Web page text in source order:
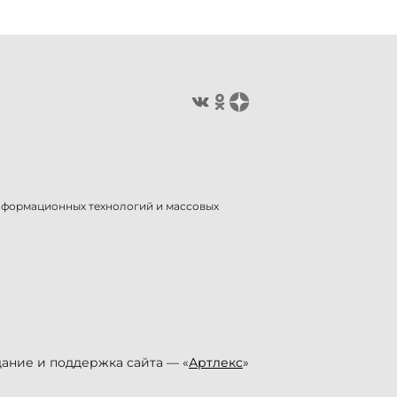
технологий и массовых
и поддержка сайта — «Артлекс»